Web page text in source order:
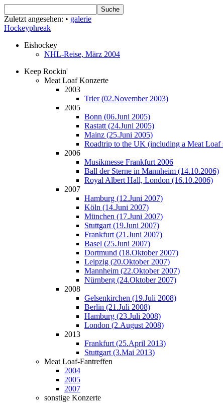
Zuletzt angesehen: • galerie
Hockeyphreak
Eishockey
NHL-Reise, März 2004
Keep Rockin'
Meat Loaf Konzerte
2003
Trier (02.November 2003)
2005
Bonn (06.Juni 2005)
Rastatt (24.Juni 2005)
Mainz (25.Juni 2005)
Roadtrip to the UK (including a Meat
2006
Musikmesse Frankfurt 2006
Ball der Sterne in Mannheim (14.10.2006)
Royal Albert Hall, London (16.10.2006)
2007
Hamburg (12.Juni 2007)
Köln (14.Juni 2007)
München (17.Juni 2007)
Stuttgart (19.Juni 2007)
Frankfurt (21.Juni 2007)
Basel (25.Juni 2007)
Dortmund (18.Oktober 2007)
Leipzig (20.Oktober 2007)
Mannheim (22.Oktober 2007)
Nürnberg (24.Oktober 2007)
2008
Gelsenkirchen (19.Juli 2008)
Berlin (21.Juli 2008)
Hamburg (23.Juli 2008)
London (2.August 2008)
2013
Frankfurt (25.April 2013)
Stuttgart (3.Mai 2013)
Meat Loaf-Fantreffen
2004
2005
2007
sonstige Konzerte